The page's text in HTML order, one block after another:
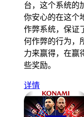
台，这个系统的
你安心的在这个
作弊系统，保证
何作弊的行为，
力来赢得，在赢
些奖励。
详情